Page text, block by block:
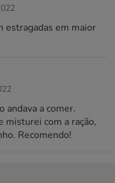
estragadas em maior
andava a comer.
misturei com a ração,
Recomendo!